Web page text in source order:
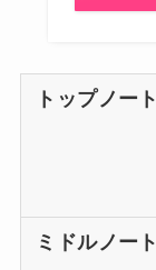
トップノート
ミドルノート